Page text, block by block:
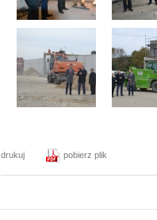
drukuj pobierz plik